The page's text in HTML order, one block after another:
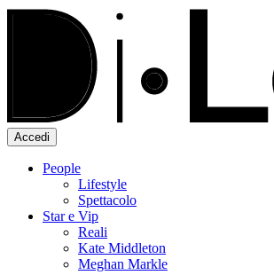
Accedi
People
Lifestyle
Spettacolo
Star e Vip
Reali
Kate Middleton
Meghan Markle